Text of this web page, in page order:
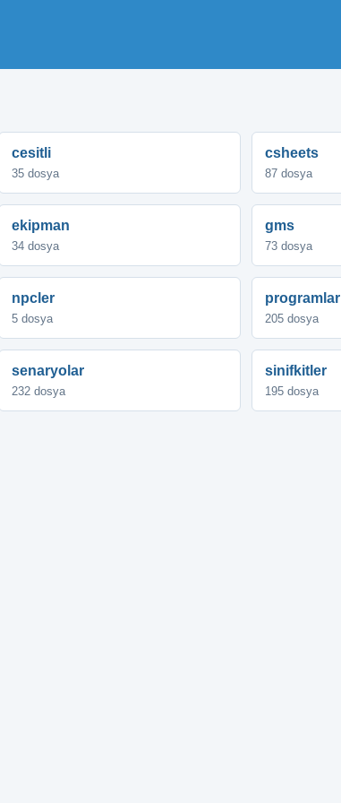
cesitli
35 dosya
csheets
87 dosya
ekipman
34 dosya
gms
73 dosya
npcler
5 dosya
programlar
205 dosya
senaryolar
232 dosya
sinifkitler
195 dosya